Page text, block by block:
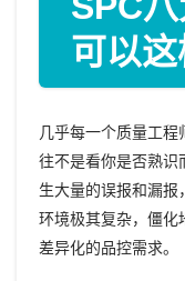
可以这
几乎每一个质量工程
往不是看你是否熟识
生大量的误报和漏报
环境极其复杂，僵化
差异化的品控需求。